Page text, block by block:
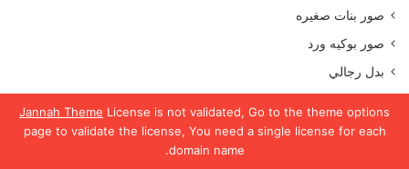
Jannah Theme License is not validated, Go to the theme options
page to validate the license, You need a single license for each
domain name.
صور بنات صغيره
صور بوكيه ورد
بدل رجالي
صور اطفال